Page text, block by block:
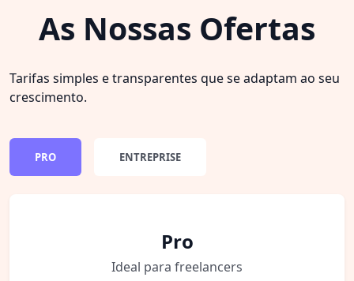
As Nossas Ofertas
Tarifas simples e transparentes que se adaptam ao seu
crescimento.
PRO ENTREPRISE
Pro
Ideal para freelancers